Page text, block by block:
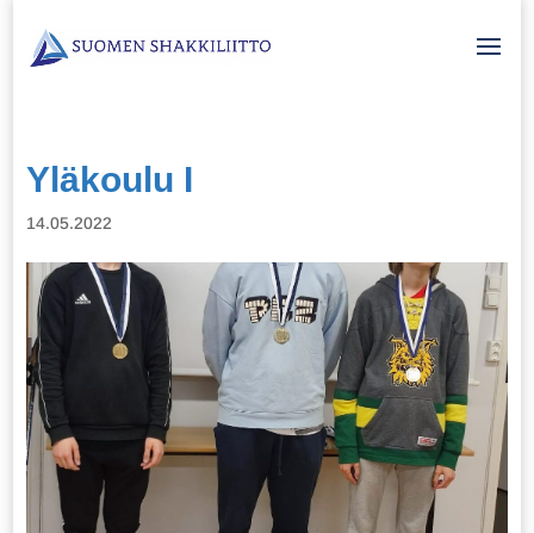
Yläkoulu I
14.05.2022